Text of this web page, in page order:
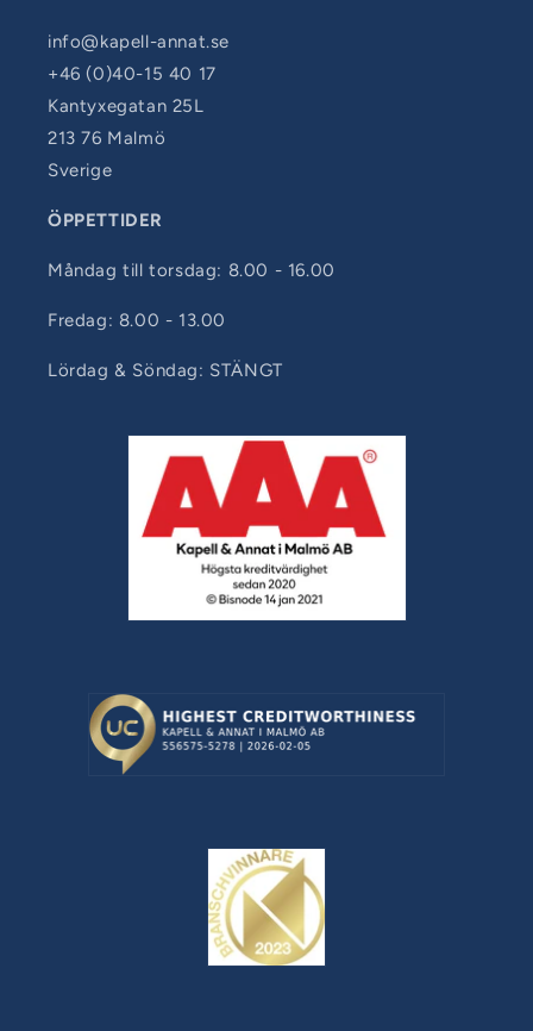
info@kapell-annat.se
+46 (0)40-15 40 17
Kantyxegatan 25L
213 76 Malmö
Sverige
ÖPPETTIDER
Måndag till torsdag: 8.00 - 16.00
Fredag: 8.00 - 13.00
Lördag & Söndag: STÄNGT